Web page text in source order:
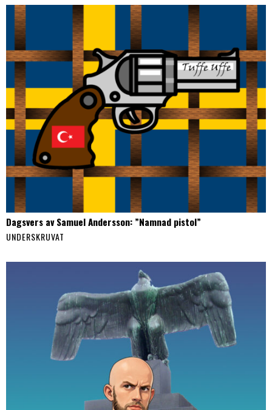
Dagsvers av Samuel Andersson: ”Namnad pistol”
UNDERSKRUVAT